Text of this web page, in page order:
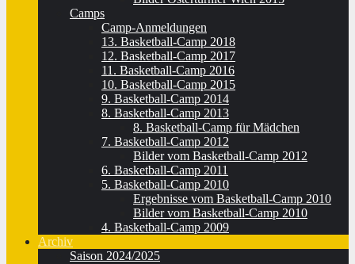
Camps
Camp-Anmeldungen
13. Basketball-Camp 2018
12. Basketball-Camp 2017
11. Basketball-Camp 2016
10. Basketball-Camp 2015
9. Basketball-Camp 2014
8. Basketball-Camp 2013
8. Basketball-Camp für Mädchen
7. Basketball-Camp 2012
Bilder vom Basketball-Camp 2012
6. Basketball-Camp 2011
5. Basketball-Camp 2010
Ergebnisse vom Basketball-Camp 2010
Bilder vom Basketball-Camp 2010
4. Basketball-Camp 2009
Archiv
Saison 2024/2025